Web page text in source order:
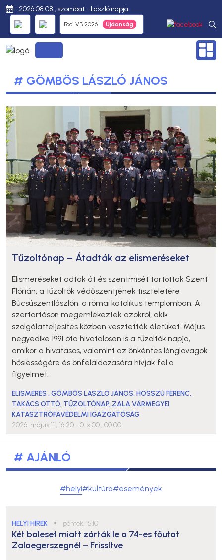
2026.08.08., szombat - László napja
Foci VB 2026
# GÖMBÖS LÁSZLÓ JÁNOS
Tűzoltónap – Átadták az elismeréseket
Elismeréseket adtak át és szentmisét tartottak Szent
Flórián, a tűzoltók védőszentjének tiszteletére
Búcsúszentlászlón, a római katolikus templomban. A
szertartáson megemlékeztek azokról, akik
szolgálatteljesítés közben vesztették életüket. Május
negyedike 1991 óta hivatalosan is a tűzoltók napja,
amikor a hivatásos, valamint az önkéntes lánglovagok
hősiességére és önfeláldozására hívják fel a
figyelmet.
ELISMERÉS ,GÖMBÖS LÁSZLÓ JÁNOS,HOSSZÚ FERENC,
TAKÁCS OTTÓ, TŰZOLTÓNAP, ZALA VÁRMEGYEI
KATASZTRÓFAVÉDELMI IGAZGATÓSÁG
2026. május 11., 16:20 - 0. x 00., 00:00
# AJÁNLÓ
#helyi#kultúra#események
HELYI HÍREK ● péntek, 15:10
Két baleset miatt zárták le a 74-es főutat
Zalaegerszegnél – Frissítve